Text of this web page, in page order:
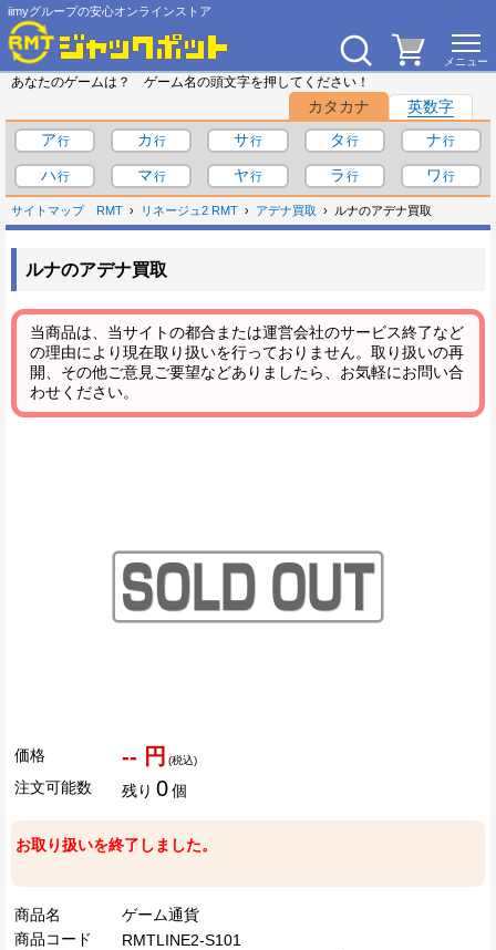
iimyグループの安心オンラインストア
あなたのゲームは？ ゲーム名の頭文字を押してください！
カタカナ
英数字
ア
カ サ タ
ナ
ハ
マ ヤ ラ ワ
サイトマップ RMT リネージュ2 RMT アデナ買取 ルナのアデナ買取
ルナのアデナ買取
当商品は、当サイトの都合または運営会社のサービス終了など
の理由により現在取り扱いを行っておりません。取り扱いの再
開、その他ご意見ご要望などありましたら、お気軽にお問い合
わせください。
価格 -- 円 (税込)
注文可能数 残り 0個
お取り扱いを終了しました。
商品名
ゲーム通貨
商品コード
RMTLINE2-S101